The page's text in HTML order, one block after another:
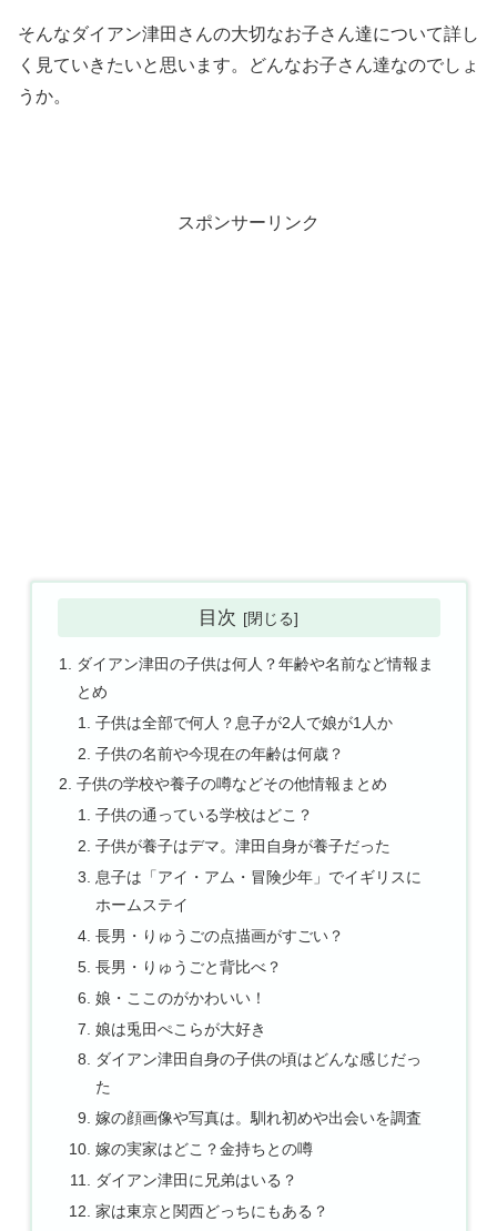
そんなダイアン津田さんの大切なお子さん達について詳し
く見ていきたいと思います。どんなお子さん達なのでしょ
うか。
スポンサーリンク
目次
ダイアン津田の子供は何人？年齢や名前など情報ま
とめ
子供は全部で何人？息子が2人で娘が1人か
子供の名前や今現在の年齢は何歳？
子供の学校や養子の噂などその他情報まとめ
子供の通っている学校はどこ？
子供が養子はデマ。津田自身が養子だった
息子は「アイ・アム・冒険少年」でイギリスに
ホームステイ
長男・りゅうごの点描画がすごい？
長男・りゅうごと背比べ？
娘・ここのがかわいい！
娘は兎田ぺこらが大好き
ダイアン津田自身の子供の頃はどんな感じだっ
た
嫁の顔画像や写真は。馴れ初めや出会いを調査
嫁の実家はどこ？金持ちとの噂
ダイアン津田に兄弟はいる？
家は東京と関西どっちにもある？